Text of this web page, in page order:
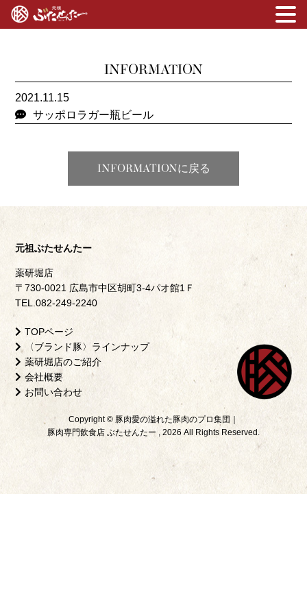
INFORMATION
2021.11.15
サッポロラガー瓶ビール
INFORMATIONに戻る
元祖ぶたせんたー
薬研堀店
〒730-0021 広島市中区胡町3-4パオ館1Ｆ
TEL.082-249-2240
TOPページ
〈ブランド豚〉ラインナップ
薬研堀店のご紹介
会社概要
お問い合わせ
Copyright © 豚肉愛の溢れた豚肉のプロ集団｜
豚肉専門飲食店 ぶたせんたー , 2026 All Rights Reserved.